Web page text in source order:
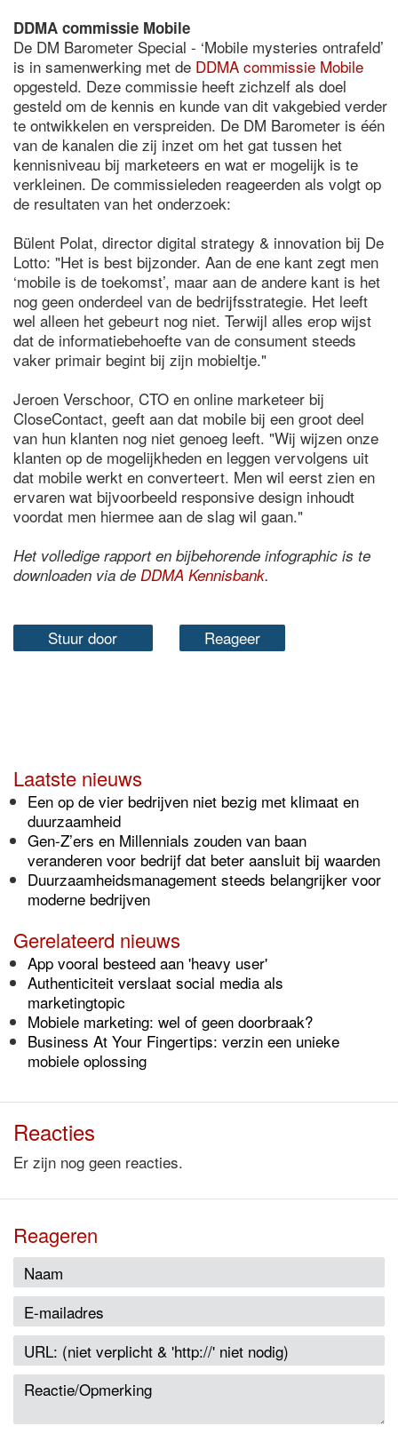
DDMA commissie Mobile
De DM Barometer Special - ‘Mobile mysteries ontrafeld’
is in samenwerking met de DDMA commissie Mobile
opgesteld. Deze commissie heeft zichzelf als doel
gesteld om de kennis en kunde van dit vakgebied verder
te ontwikkelen en verspreiden. De DM Barometer is één
van de kanalen die zij inzet om het gat tussen het
kennisniveau bij marketeers en wat er mogelijk is te
verkleinen. De commissieleden reageerden als volgt op
de resultaten van het onderzoek:
Bülent Polat, director digital strategy & innovation bij De
Lotto: "Het is best bijzonder. Aan de ene kant zegt men
‘mobile is de toekomst’, maar aan de andere kant is het
nog geen onderdeel van de bedrijfsstrategie. Het leeft
wel alleen het gebeurt nog niet. Terwijl alles erop wijst
dat de informatiebehoefte van de consument steeds
vaker primair begint bij zijn mobieltje."
Jeroen Verschoor, CTO en online marketeer bij
CloseContact, geeft aan dat mobile bij een groot deel
van hun klanten nog niet genoeg leeft. "Wij wijzen onze
klanten op de mogelijkheden en leggen vervolgens uit
dat mobile werkt en converteert. Men wil eerst zien en
ervaren wat bijvoorbeeld responsive design inhoudt
voordat men hiermee aan de slag wil gaan."
Het volledige rapport en bijbehorende infographic is te
downloaden via de DDMA Kennisbank.
Stuur door Reageer
Laatste nieuws
Een op de vier bedrijven niet bezig met klimaat en
duurzaamheid
Gen-Z’ers en Millennials zouden van baan
veranderen voor bedrijf dat beter aansluit bij waarden
Duurzaamheidsmanagement steeds belangrijker voor
moderne bedrijven
Gerelateerd nieuws
App vooral besteed aan 'heavy user'
Authenticiteit verslaat social media als
marketingtopic
Mobiele marketing: wel of geen doorbraak?
Business At Your Fingertips: verzin een unieke
mobiele oplossing
Reacties
Er zijn nog geen reacties.
Reageren